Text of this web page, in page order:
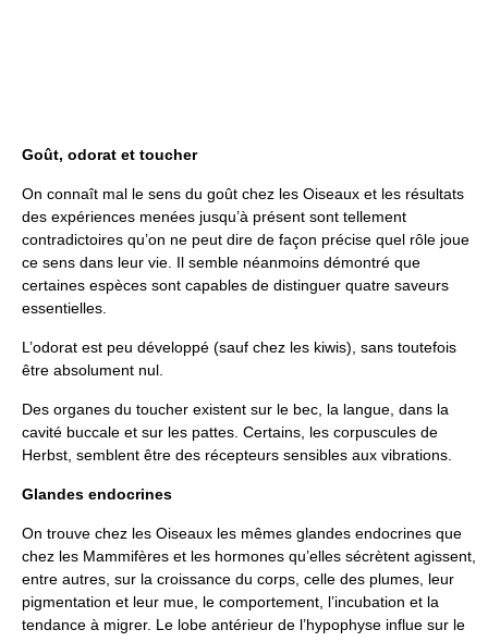
Goût, odorat et toucher
On connaît mal le sens du goût chez les Oiseaux et les résultats
des expériences menées jusqu’à présent sont tellement
contradictoires qu’on ne peut dire de façon précise quel rôle joue
ce sens dans leur vie. Il semble néanmoins démontré que
certaines espèces sont capables de distinguer quatre saveurs
essentielles.
L’odorat est peu développé (sauf chez les kiwis), sans toutefois
être absolument nul.
Des organes du toucher existent sur le bec, la langue, dans la
cavité buccale et sur les pattes. Certains, les corpuscules de
Herbst, semblent être des récepteurs sensibles aux vibrations.
Glandes endocrines
On trouve chez les Oiseaux les mêmes glandes endocrines que
chez les Mammifères et les hormones qu’elles sécrètent agissent,
entre autres, sur la croissance du corps, celle des plumes, leur
pigmentation et leur mue, le comportement, l’incubation et la
tendance à migrer. Le lobe antérieur de l’hypophyse influe sur le